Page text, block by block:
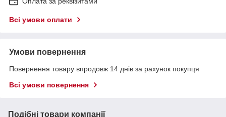
Всі умови оплати
Умови повернення
Повернення товару впродовж 14 днів за рахунок покупця
Всі умови повернення
Подібні товари компанії